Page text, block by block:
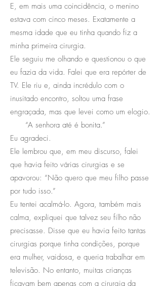
E, em mais uma coincidência, o menino
estava com cinco meses. Exatamente a
mesma idade que eu tinha quando fiz a
minha primeira cirurgia.
Ele seguiu me olhando e questionou o que
eu fazia da vida. Falei que era repórter de
TV. Ele riu e, ainda incrédulo com o
inusitado encontro, soltou uma frase
engraçada, mas que levei como um elogio.
“A senhora até é bonita.”
Eu agradeci.
Ele lembrou que, em meu discurso, falei
que havia feito várias cirurgias e se
apavorou: “Não quero que meu filho passe
por tudo isso.”
Eu tentei acalmá-lo. Agora, também mais
calma, expliquei que talvez seu filho não
precisasse. Disse que eu havia feito tantas
cirurgias porque tinha condições, porque
era mulher, vaidosa, e queria trabalhar em
televisão. No entanto, muitas crianças
ficavam bem apenas com a cirurgia da